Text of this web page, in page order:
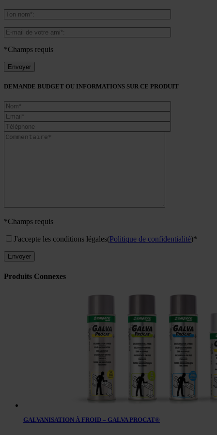
*Champs requis
DEMANDE BUDGET OU INFORMATIONS SUR CE PRODUIT
*Champs requis
J'accepte les conditions légales(Politique de confidentialité)*
Produits Connexes
GALVANISATION À FROID – GALVA PROCAT®